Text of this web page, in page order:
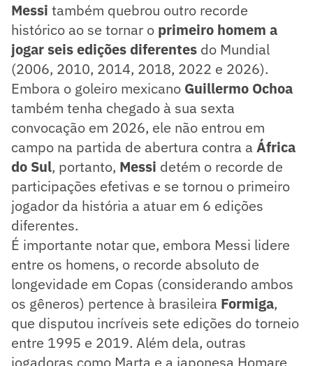
Messi também quebrou outro recorde
histórico ao se tornar o primeiro homem a
jogar seis edições diferentes do Mundial
(2006, 2010, 2014, 2018, 2022 e 2026).
Embora o goleiro mexicano Guillermo Ochoa
também tenha chegado à sua sexta
convocação em 2026, ele não entrou em
campo na partida de abertura contra a África
do Sul, portanto, Messi detém o recorde de
participações efetivas e se tornou o primeiro
jogador da história a atuar em 6 edições
diferentes.
É importante notar que, embora Messi lidere
entre os homens, o recorde absoluto de
longevidade em Copas (considerando ambos
os gêneros) pertence à brasileira Formiga,
que disputou incríveis sete edições do torneio
entre 1995 e 2019. Além dela, outras
jogadoras como Marta e a japonesa Homare